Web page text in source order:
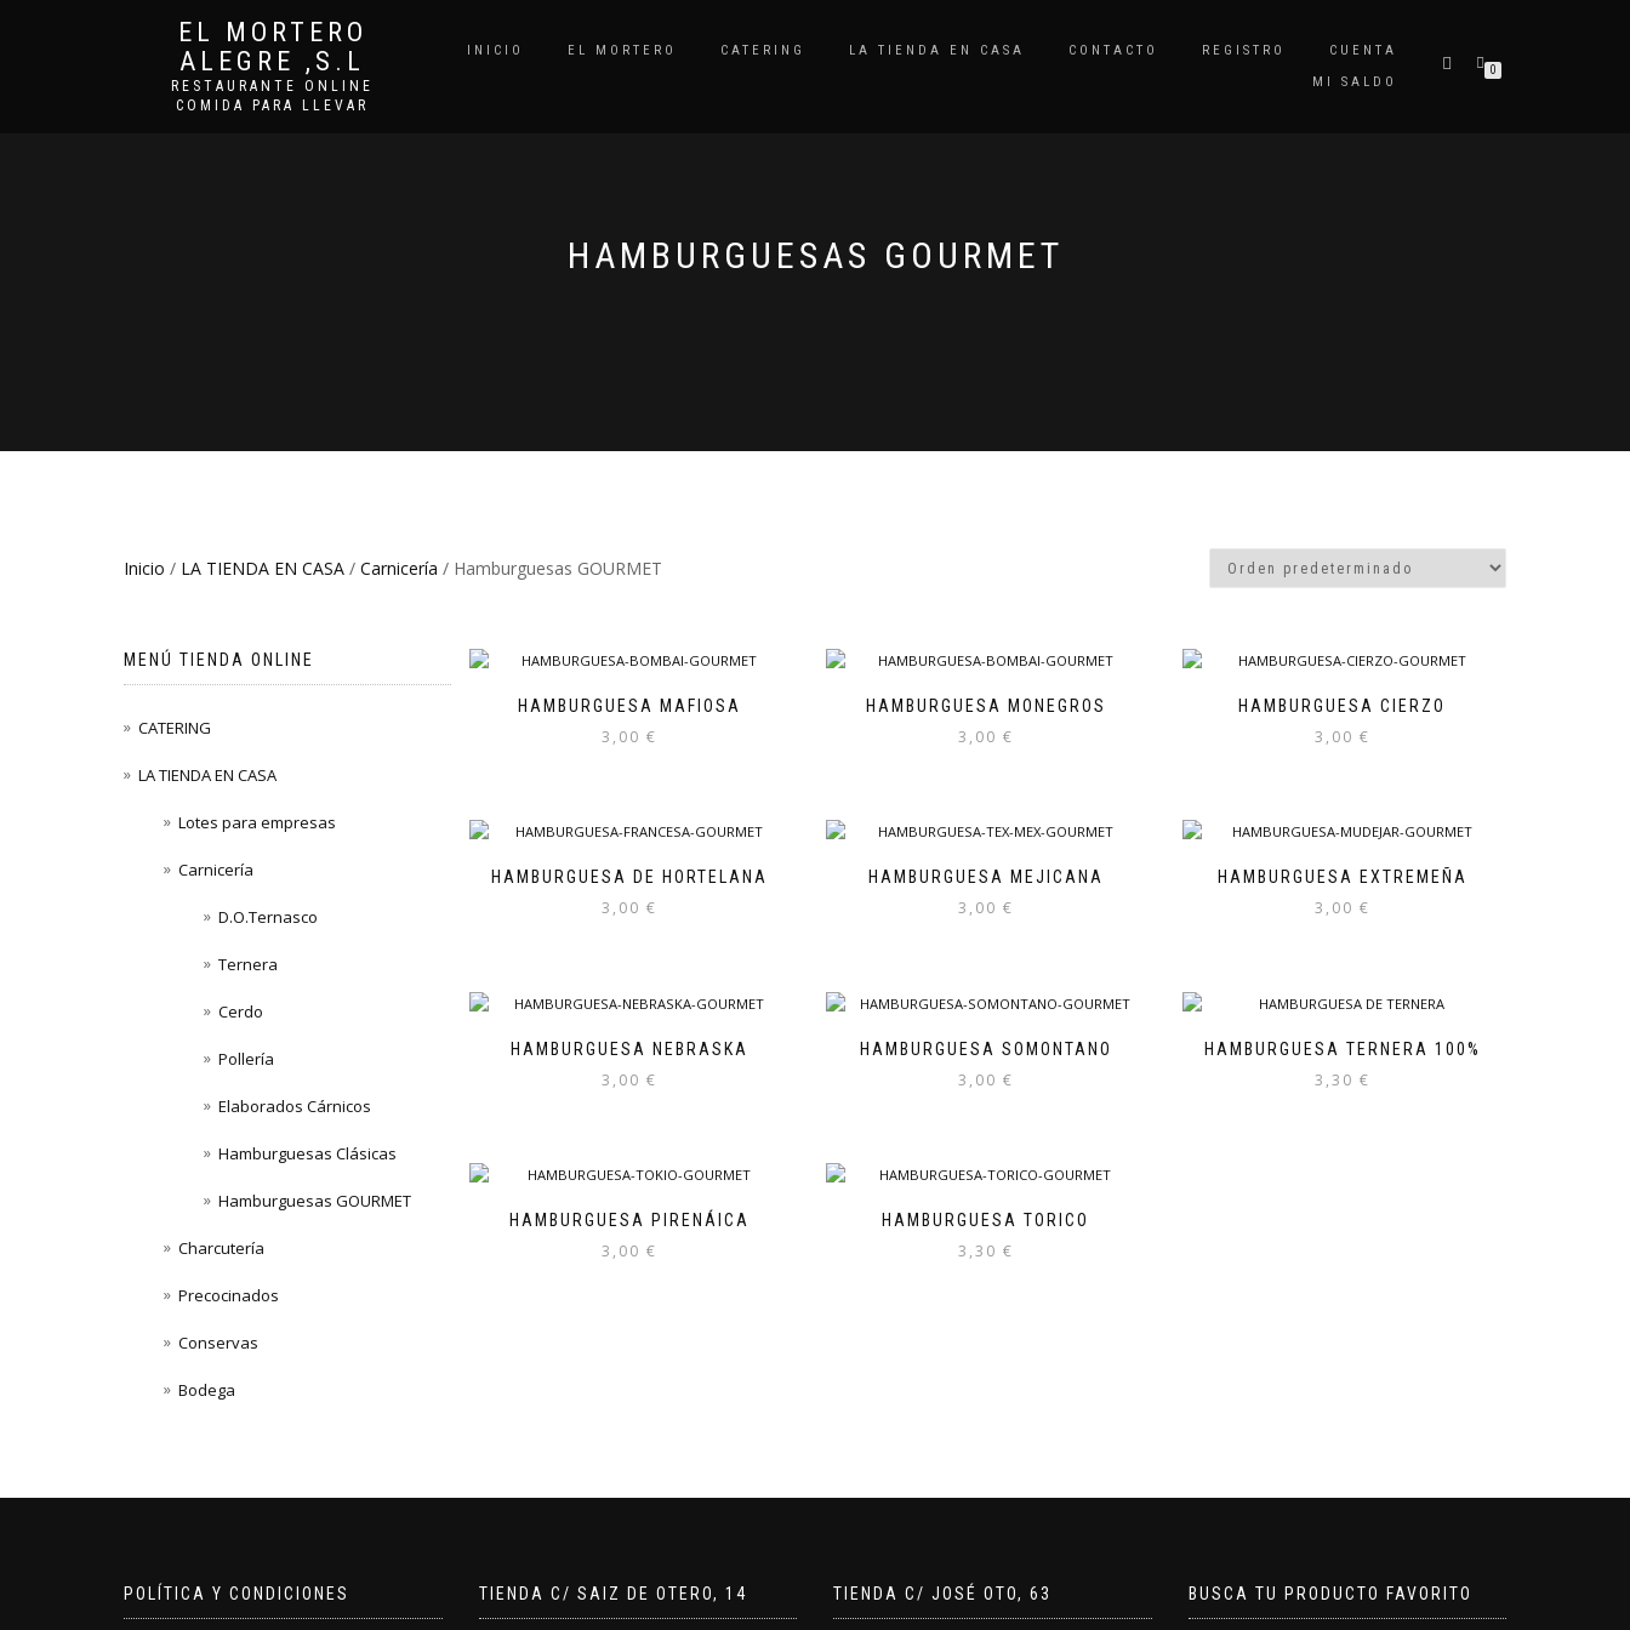
EL MORTERO
ALEGRE ,S.L
RESTAURANTE ONLINE
COMIDA PARA LLEVAR
INICIO EL MORTERO CATERING LA TIENDA EN CASA CONTACTO REGISTRO
CUENTA
MI SALDO
0
HAMBURGUESAS GOURMET
Inicio / LA TIENDA EN CASA / Carnicería / Hamburguesas GOURMET
HAMBURGUESA MAFIOSA
3,00 €
HAMBURGUESA MONEGROS
3,00 €
HAMBURGUESA CIERZO
3,00 €
HAMBURGUESA DE HORTELANA
3,00 €
HAMBURGUESA MEJICANA
3,00 €
HAMBURGUESA EXTREMEÑA
3,00 €
HAMBURGUESA NEBRASKA
3,00 €
HAMBURGUESA SOMONTANO
3,00 €
HAMBURGUESA TERNERA 100%
3,30 €
HAMBURGUESA PIRENÁICA
3,00 €
HAMBURGUESA TORICO
3,30 €
MENÚ TIENDA ONLINE
CATERING
LA TIENDA EN CASA
Lotes para empresas
Carnicería
D.O.Ternasco
Ternera
Cerdo
Pollería
Elaborados Cárnicos
Hamburguesas Clásicas
Hamburguesas GOURMET
Charcutería
Precocinados
Conservas
Bodega
POLÍTICA Y CONDICIONES TIENDA C/ SAIZ DE OTERO, 14 TIENDA C/ JOSÉ OTO, 63 BUSCA TU PRODUCTO FAVORITO